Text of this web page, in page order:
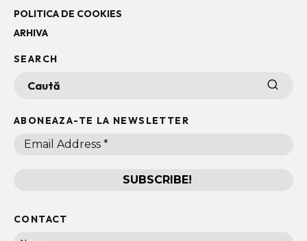
POLITICA DE COOKIES
ARHIVA
SEARCH
ABONEAZA-TE LA NEWSLETTER
CONTACT